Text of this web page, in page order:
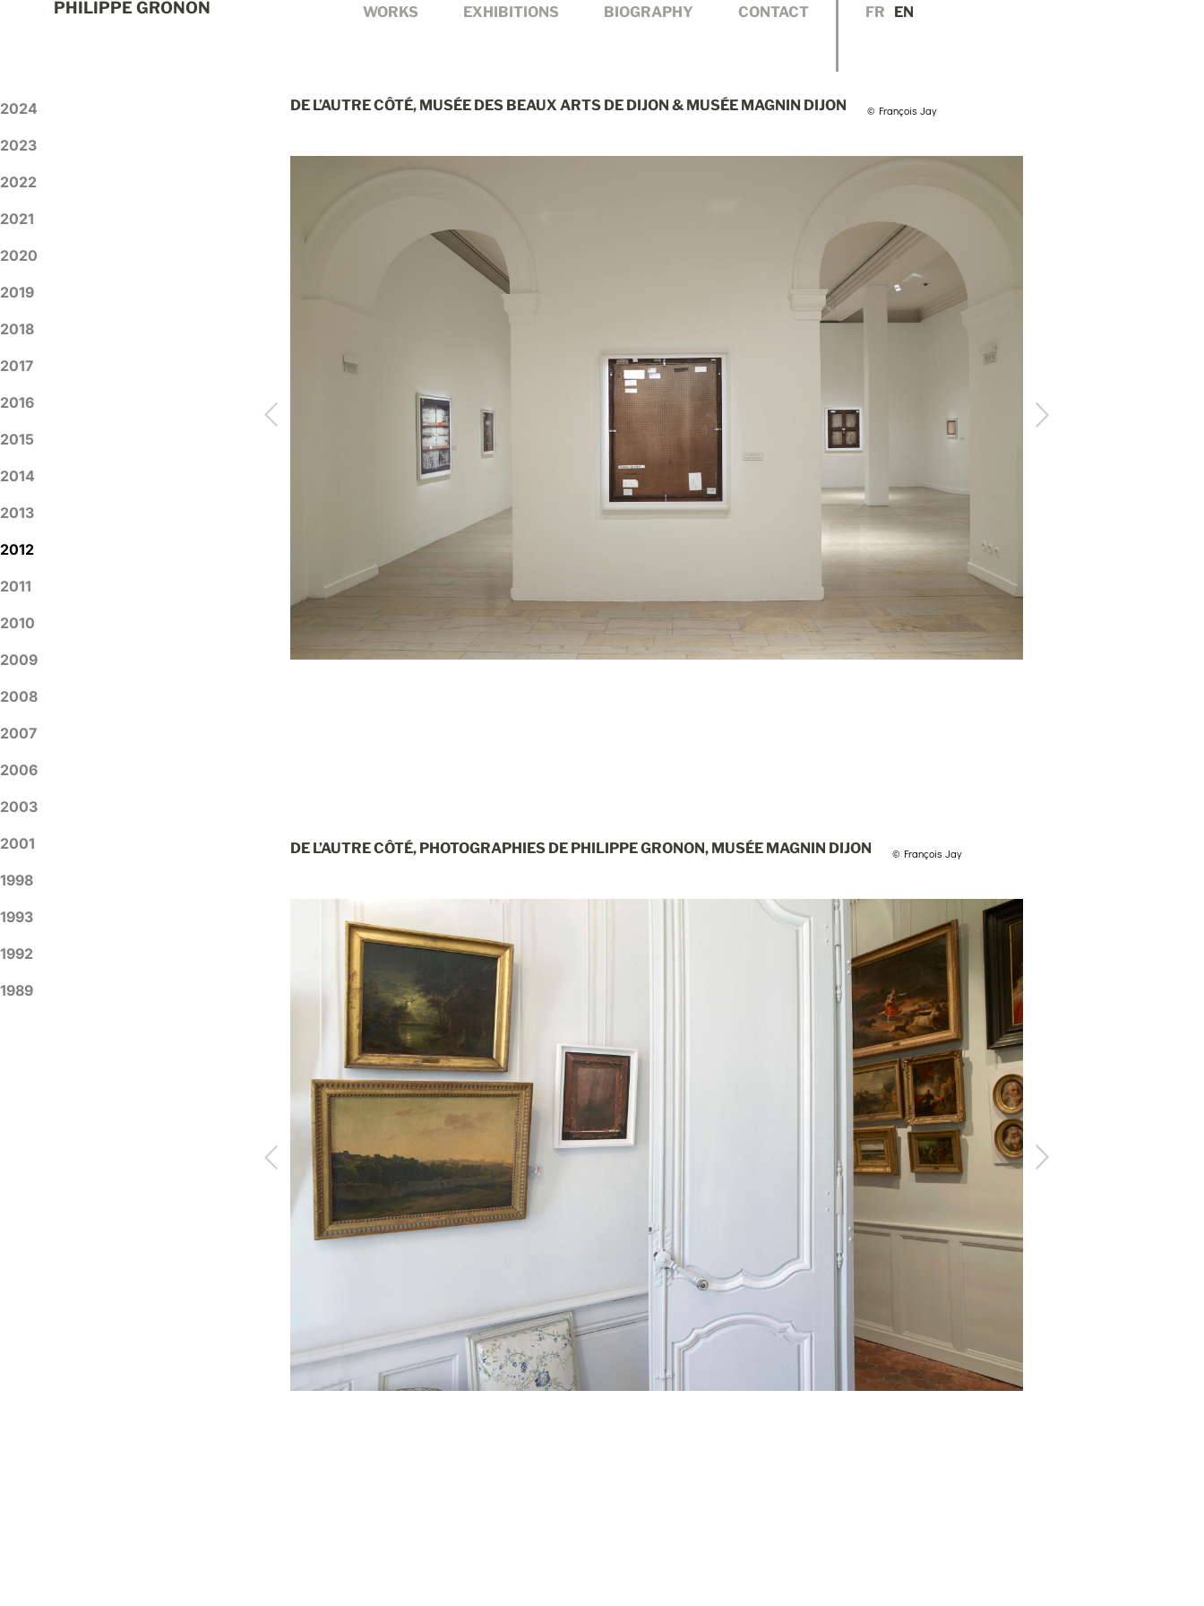
PHILIPPE GRONON WORKS EXHIBITIONS BIOGRAPHY CONTACT FR EN
2024
2023
2022
2021
2020
2019
2018
2017
2016
2015
2014
2013
2012
2011
2010
2009
2008
2007
2006
2003
2001
1998
1993
1992
1989
DE L’AUTRE CÔTÉ, MUSÉE DES BEAUX ARTS DE DIJON & MUSÉE MAGNIN DIJON © François Jay
DE L’AUTRE CÔTÉ, PHOTOGRAPHIES DE PHILIPPE GRONON, MUSÉE MAGNIN DIJON © François Jay